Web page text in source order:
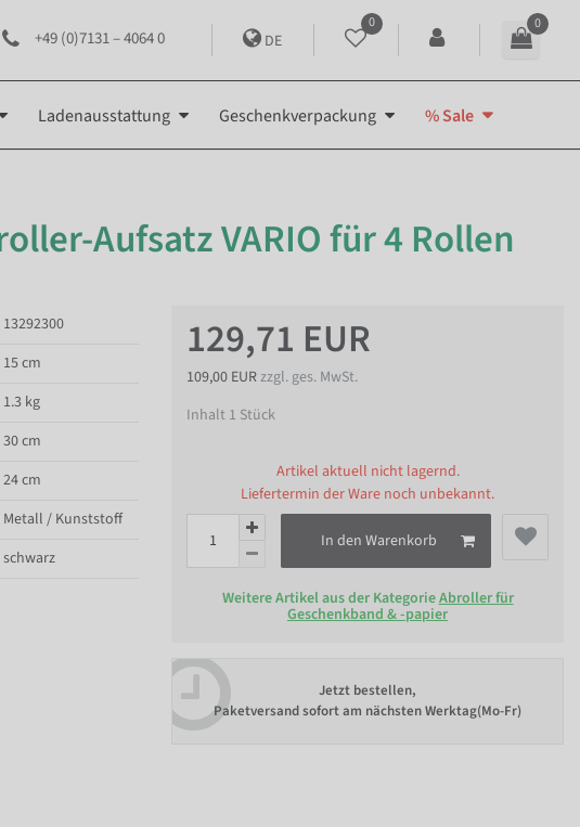
+49 (0)7131 – 4064 0 DE
0 0
Ladenausstattung Geschenkverpackung % Sale
Aufsatz VARIO für 4 Rollen
129,71 EUR
109,00 EURzzgl. ges. MwSt.
Inhalt 1 Stück
Artikel aktuell nicht lagernd.
Liefertermin der Ware noch unbekannt.
In den Warenkorb
Weitere Artikel aus der KategorieAbroller für
Geschenkband & -papier
Jetzt bestellen,
Paketversand sofort am nächsten Werktag(Mo-Fr)
13292300
15 cm
1.3 kg
30 cm
24 cm
Metall / Kunststoff
schwarz